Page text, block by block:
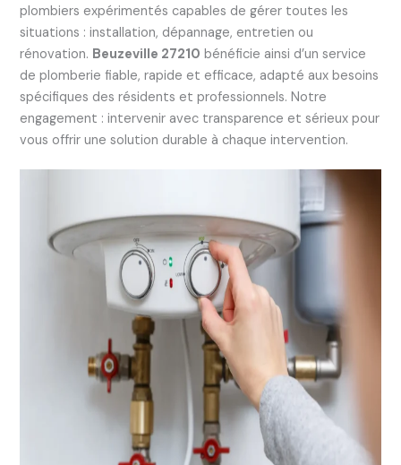
plombiers expérimentés capables de gérer toutes les
situations : installation, dépannage, entretien ou
rénovation. Beuzeville 27210 bénéficie ainsi d’un service
de plomberie fiable, rapide et efficace, adapté aux besoins
spécifiques des résidents et professionnels. Notre
engagement : intervenir avec transparence et sérieux pour
vous offrir une solution durable à chaque intervention.